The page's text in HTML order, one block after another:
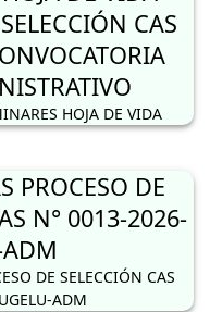
CAS
HOJA DE VIDA
PROCESO DE
N° 0013-2026-
DE SELECCIÓN CAS
ADM